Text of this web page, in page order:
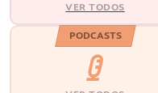
VER TODOS
PODCASTS